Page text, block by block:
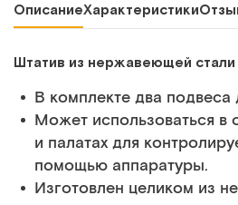
ОписаниеХарактеристики
Штатив из нержавеющей стали
В комплекте два подвеса
Может использоваться в
и палатах для
помощью аппаратуры.
Изготовлен целиком из